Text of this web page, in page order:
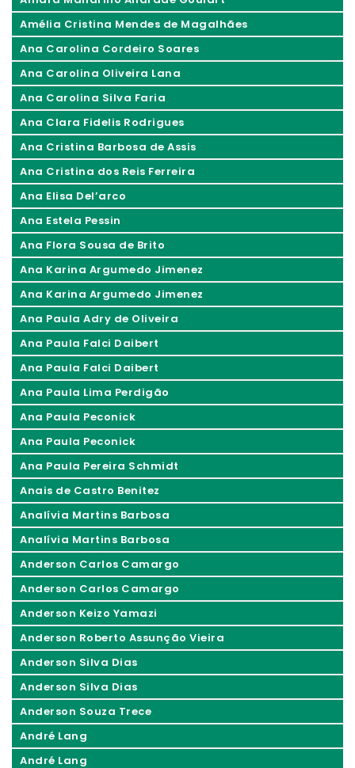
Amélia Cristina Mendes de Magalhães
Ana Carolina Cordeiro Soares
Ana Carolina Oliveira Lana
Ana Carolina Silva Faria
Ana Clara Fidelis Rodrigues
Ana Cristina Barbosa de Assis
Ana Cristina dos Reis Ferreira
Ana Elisa Del’arco
Ana Estela Pessin
Ana Flora Sousa de Brito
Ana Karina Argumedo Jimenez
Ana Karina Argumedo Jimenez
Ana Paula Adry de Oliveira
Ana Paula Falci Daibert
Ana Paula Falci Daibert
Ana Paula Lima Perdigão
Ana Paula Peconick
Ana Paula Peconick
Ana Paula Pereira Schmidt
Anais de Castro Benitez
Analívia Martins Barbosa
Analívia Martins Barbosa
Anderson Carlos Camargo
Anderson Carlos Camargo
Anderson Keizo Yamazi
Anderson Roberto Assunção Vieira
Anderson Silva Dias
Anderson Silva Dias
Anderson Souza Trece
André Lang
André Lang